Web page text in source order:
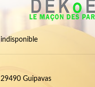
indisponible
29490 Guipavas